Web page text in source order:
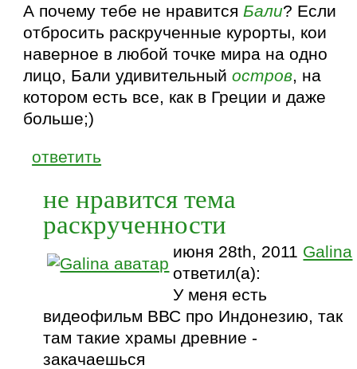
А почему тебе не нравитсяБали? Если
отбросить раскрученные курорты, кои
наверное в любой точке мира на одно
лицо, Бали удивительныйостров, на
котором есть все, как в Греции и даже
больше;)
ответить
не нравится тема
раскрученности
июня 28th, 2011 Galina
ответил(а):
У меня есть
видеофильм ВВС про Индонезию, так
там такие храмы древние -
закачаешься